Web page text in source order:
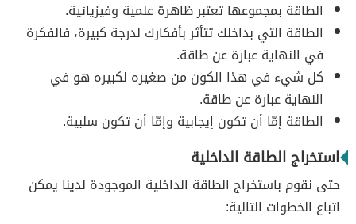
الطاقة بمجموعها تعتبر ظاهرة علمية وفيزيائية.
الطاقة التي بداخلك تتأثر بأفكارك لدرجة كبيرة، فالفكرة
في النهاية عبارة عن طاقة.
كل شيء في هذا الكون من صغيره لكبيره هو في
النهاية عبارة عن طاقة.
الطاقة إمّا أن تكون إيجابية وإمّا أن تكون سلبية.
استخراج الطاقة الداخلية
حتى نقوم باستخراج الطاقة الداخلية الموجودة لدينا يمكن
اتباع الخطوات التالية: